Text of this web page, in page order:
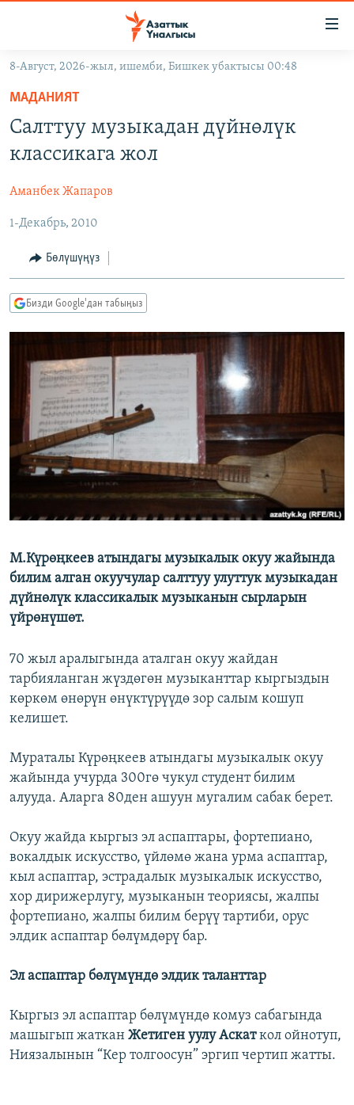
Навигацияга
өтүңүз
Издөөгө
салыңызКЫРГЫЗСТАН
ЭКОНОМИКА
МАДАНИЯТ
БОРБОР АЗИЯ
АТАЙЫН ИЛИКТӨӨ
ТВ ПРОГРАММАЛАР
БҮГҮН АЗАТТЫКТА
БИЗ ЖАНА ДҮЙНӨ
ЭЖЕ-СИҢДИЛЕР
АЗАТТЫК+
ЫҢГАЙСЫЗ СУРООЛОР
ПОДКАСТ
ӨЗГӨЧӨ ПИКИР
ОНЛАЙН ШЕРИНЕ
ЭЕ/АРнун бардык сайттары
8-Август, 2026-жыл, ишемби, Бишкек убактысы 00:48
МАДАНИЯТ
Салттуу музыкадан дүйнөлүк
классикага жол
Аманбек Жапаров
1-Декабрь, 2010
Бөлүшүңүз
Бизди Google'дан табыңыз
М.Күрөңкеев атындагы музыкалык окуу жайында
билим алган окуучулар салттуу улуттук музыкадан
дүйнөлүк классикалык музыканын сырларын
үйрөнүшөт.
70 жыл аралыгында аталган окуу жайдан
тарбияланган жүздөгөн музыканттар кыргыздын
көркөм өнөрүн өнүктүрүүдө зор салым кошуп
келишет.
Мураталы Күрөңкеев атындагы музыкалык окуу
жайында учурда 300гө чукул студент билим
алууда. Аларга 80ден ашуун мугалим сабак берет.
Окуу жайда кыргыз эл аспаптары, фортепиано,
вокалдык искусство, үйлөмө жана урма аспаптар,
кыл аспаптар, эстрадалык музыкалык искусство,
хор дирижерлугу, музыканын теориясы, жалпы
фортепиано, жалпы билим берүү тартиби, орус
элдик аспаптар бөлүмдөрү бар.
Эл аспаптар бөлүмүндө элдик таланттар
Кыргыз эл аспаптар бөлүмүндө комуз сабагында
машыгып жаткан Жетиген уулу Аскаткол ойнотуп,
Ниязалынын “Кер толгоосун” эргип чертип жатты.